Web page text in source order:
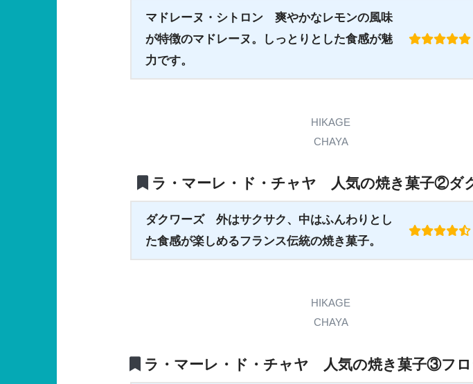
マドレーヌ・シトロン爽やかなレモンの風味
が特徴のマドレーヌ。しっとりとした食感が魅
力です。
HIKAGE
CHAYA
ラ・マーレ・ド・チャヤ 人気の焼き菓子②ダ
ダクワーズ外はサクサク、中はふんわりとし
た食感が楽しめるフランス伝統の焼き菓子。
HIKAGE
CHAYA
ラ・マーレ・ド・チャヤ 人気の焼き菓子③フ